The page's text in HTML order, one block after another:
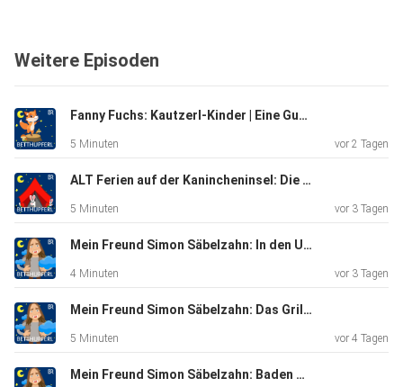
Weitere Episoden
Fanny Fuchs: Kautzerl-Kinder | Eine Gute-Nacht-Geschichte ab 5 Jahren / Mundart Oberbayern
5 Minuten vor 2 Tagen
ALT Ferien auf der Kanincheninsel: Die Flaschenpost| Eine Gute-Nacht-Geschichte ab 5 Jahren
5 Minuten vor 3 Tagen
Mein Freund Simon Säbelzahn: In den Urlaub fahren | Eine Gute-Nacht-Geschichte ab 5 Jahren
4 Minuten vor 3 Tagen
Mein Freund Simon Säbelzahn: Das Grillfest | Eine Gute-Nacht-Geschichte ab 5 Jahren
5 Minuten vor 4 Tagen
Mein Freund Simon Säbelzahn: Baden gehen | Eine Gute-Nacht-Geschichte ab 5 Jahren